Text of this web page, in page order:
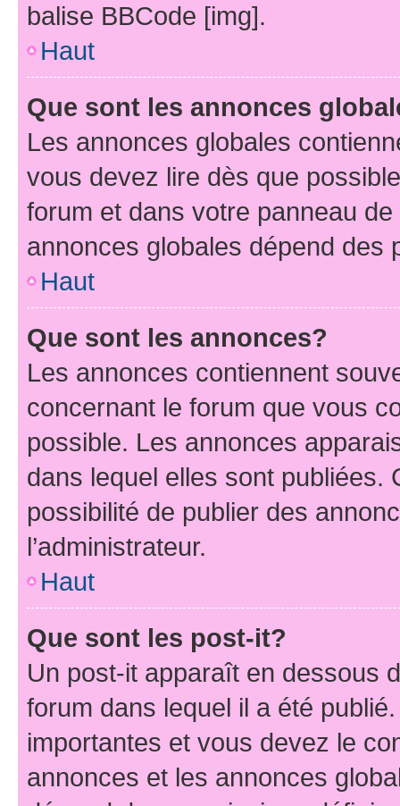
balise BBCode [img].
Haut
Que sont les annonces
Les annonces globales
vous devez lire dès que
forum et dans votre panneau
annonces globales dépend des
Haut
Que sont les annonces?
Les annonces contiennent
concernant le forum que vous
possible. Les annonces
dans lequel elles sont publiées.
possibilité de publier des
l’administrateur.
Haut
Que sont les post-it?
Un post-it apparaît en dessous
forum dans lequel il a été
importantes et vous devez le
annonces et les annonces